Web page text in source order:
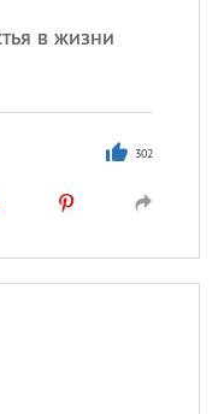
в жизни
302